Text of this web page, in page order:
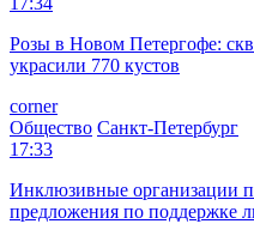
Розы в Новом Петергофе:
украсили 770 кустов
corner
Общество Санкт-Петербург
17:33
Инклюзивные организации
предложения по поддержке